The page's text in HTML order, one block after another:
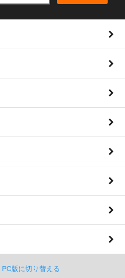
PC版に切り替える